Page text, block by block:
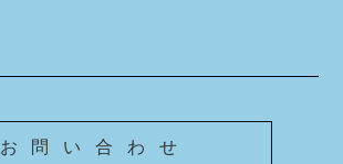
お問い合わせ